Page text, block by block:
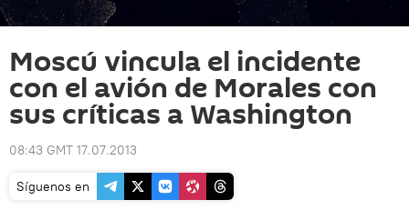
Moscú vincula el incidente
con el avión de Morales con
sus críticas a Washington
08:43 GMT 17.07.2013
Síguenos en